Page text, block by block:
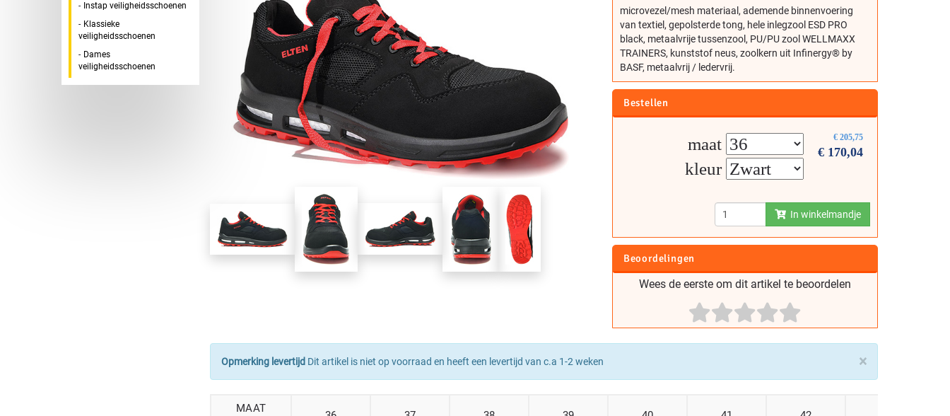
microvezel/mesh materiaal, ademende binnenvoering
van textiel, gepolsterde tong, hele inlegzool ESD PRO
black, metaalvrije tussenzool, PU/PU zool WELLMAXX
TRAINERS, kunststof neus, zoolkern uit Infinergy® by
BASF, metaalvrij / ledervrij.
Bestellen
€ 205,75
€ 170,04
maat
kleur
In winkelmandje
Beoordelingen
Wees de eerste om dit artikel te beoordelen
×
Opmerking levertijd Dit artikel is niet op voorraad en heeft een levertijd van c.a 1-2 weken
MAAT
Instap veiligheidsschoenen
Klassieke
veiligheidsschoenen
Dames
veiligheidsschoenen